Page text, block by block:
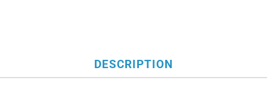
DESCRIPTION